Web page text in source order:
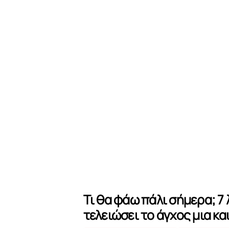
Τι θα φάω πάλι σήμερα; 7
τελειώσει το άγχος μια